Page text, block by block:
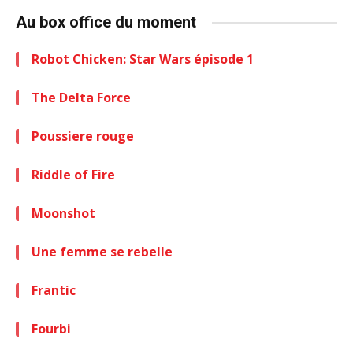
Au box office du moment
Robot Chicken: Star Wars épisode 1
The Delta Force
Poussiere rouge
Riddle of Fire
Moonshot
Une femme se rebelle
Frantic
Fourbi